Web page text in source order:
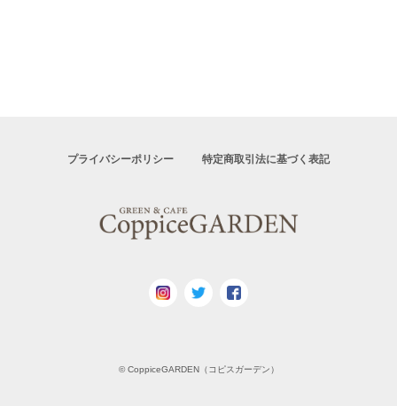
プライバシーポリシー 特定商取引法に基づく表記
© CoppiceGARDEN（コピスガーデン）